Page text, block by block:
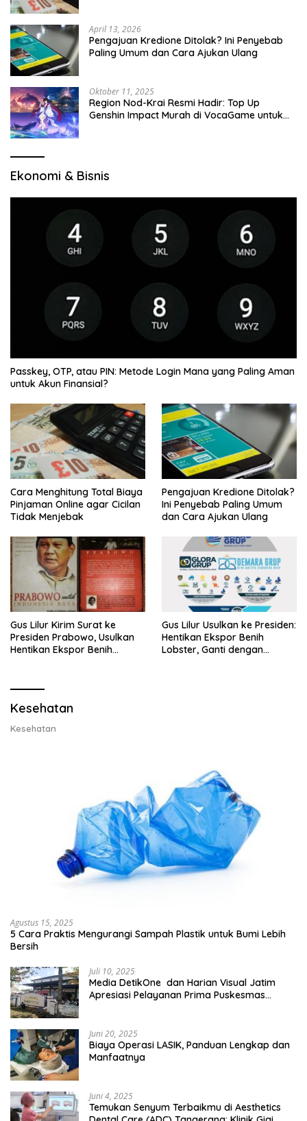
April 13, 2026
Pengajuan Kredione Ditolak? Ini Penyebab
Paling Umum dan Cara Ajukan Ulang
Oktober 11, 2025
Region Nod-Krai Resmi Hadir: Top Up
Genshin Impact Murah di VocaGame untuk
Ekonomi & Bisnis
Passkey, OTP, atau PIN: Metode Login Mana yang Paling Aman
untuk Akun Finansial?
Cara Menghitung Total Biaya
Pinjaman Online agar Cicilan
Tidak Menjebak
Pengajuan Kredione Ditolak?
Ini Penyebab Paling Umum
dan Cara Ajukan Ulang
Gus Lilur Kirim Surat ke
Presiden Prabowo, Usulkan
Hentikan Ekspor Benih
Gus Lilur Usulkan ke Presiden:
Hentikan Ekspor Benih
Lobster, Ganti dengan
Kesehatan
Kesehatan
Agustus 15, 2025
5 Cara Praktis Mengurangi Sampah Plastik untuk Bumi Lebih
Bersih
Juli 10, 2025
Media DetikOne dan Harian Visual Jatim
Apresiasi Pelayanan Prima Puskesmas
Juni 20, 2025
Biaya Operasi LASIK, Panduan Lengkap dan
Manfaatnya
Juni 4, 2025
Temukan Senyum Terbaikmu di Aesthetics